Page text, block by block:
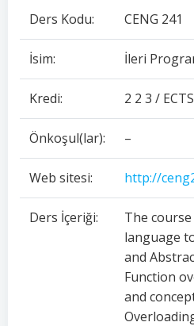
Ders Kodu: CENG 241
İsim: İleri
Kredi: 2 2 3 /
Önkoşul(lar): –
Web sitesi: http://
Ders İçeriği:
The
language
and
Function
and